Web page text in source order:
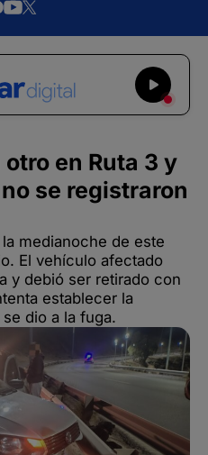
en Ruta 3 y
se registraron
medianoche de este
El vehículo afectado
y debió ser retirado con
establecer la
dio a la fuga.